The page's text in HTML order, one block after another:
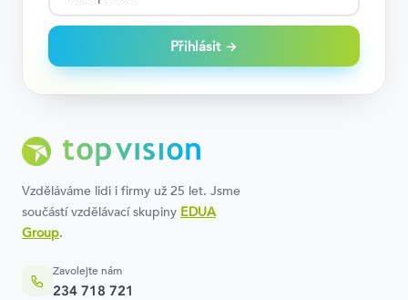
Přihlásit →
Vzděláváme lidi i firmy už 25 let. Jsme
součástí vzdělávací skupiny EDUA
Group.
Zavolejte nám
234 718 721